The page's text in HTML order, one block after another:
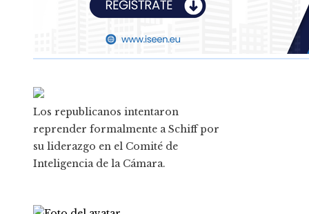
Los republicanos intentaron
reprender formalmente a Schiff por
su liderazgo en el Comité de
Inteligencia de la Cámara.